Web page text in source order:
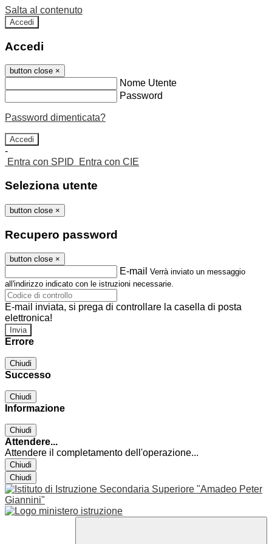
Salta al contenuto
Accedi
Accedi
button close ×
Nome Utente
Password
Password dimenticata?
-
Entra con SPID
Entra con CIE
Seleziona utente
button close ×
Recupero password
button close ×
E-mail Verrà inviato un messaggio
all'indirizzo indicato con le istruzioni necessarie.
E-mail inviata, si prega di controllare la casella di posta
elettronica!
Errore
Chiudi
Successo
Chiudi
Informazione
Chiudi
Attendere...
Attendere il completamento dell'operazione...
Chiudi
Chiudi